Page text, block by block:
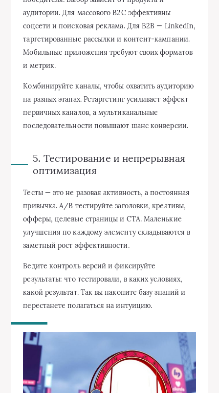
аудитории. Для массового B2C эффективны
соцсети и поисковая реклама. Для B2B — LinkedIn,
таргетированные рассылки и контент-кампании.
Мобильные приложения требуют своих форматов
и метрик.
Комбинируйте каналы, чтобы охватить аудиторию
на разных этапах. Ретаргетинг усиливает эффект
первичных каналов, а мультиканальные
последовательности повышают шанс конверсии.
5. Тестирование и непрерывная
оптимизация
Тесты — это не разовая активность, а постоянная
привычка. A/B тестируйте заголовки, креативы,
офферы, целевые страницы и CTA. Маленькие
улучшения по каждому элементу складываются в
заметный рост эффективности.
Ведите контроль версий и фиксируйте
результаты: что тестировали, в каких условиях,
какой результат. Так вы накопите базу знаний и
перестанете полагаться на интуицию.